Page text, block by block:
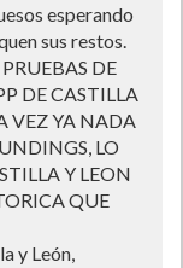
esperando
sus restos.
DE
DE CASTILLA
VEZ YA NADA
LO
Y LEON
QUE
y León,